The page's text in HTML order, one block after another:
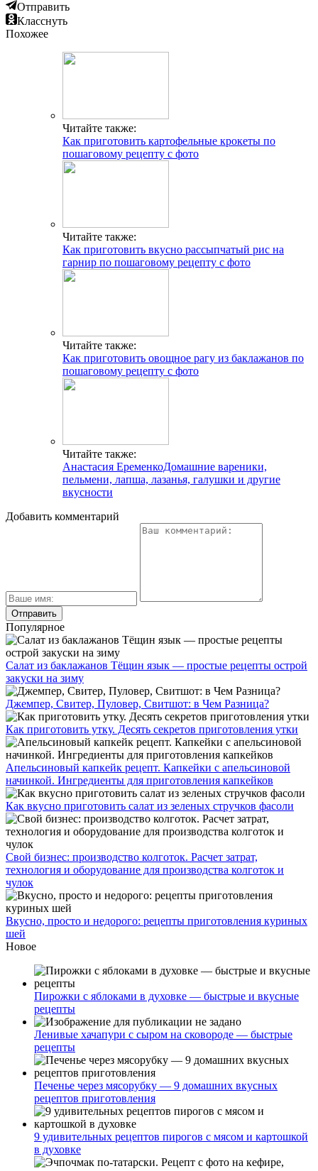
Отправить
Класснуть
Похожее
Читайте также:
Как приготовить картофельные крокеты по
пошаговому рецепту с фото
Читайте также:
Как приготовить вкусно рассыпчатый рис на
гарнир по пошаговому рецепту с фото
Читайте также:
Как приготовить овощное рагу из баклажанов по
пошаговому рецепту с фото
Читайте также:
Анастасия ЕременкоДомашние вареники,
пельмени, лапша, лазанья, галушки и другие
вкусности
Добавить комментарий
Популярное
Салат из баклажанов Тёщин язык — простые рецепты острой
закуски на зиму
Джемпер, Свитер, Пуловер, Свитшот: в Чем Разница?
Как приготовить утку. Десять секретов приготовления утки
Апельсиновый капкейк рецепт. Капкейки с апельсиновой
начинкой. Ингредиенты для приготовления капкейков
Как вкусно приготовить салат из зеленых стручков фасоли
Свой бизнес: производство колготок. Расчет затрат,
технология и оборудование для производства колготок и
чулок
Вкусно, просто и недорого: рецепты приготовления куриных
шей
Новое
Пирожки с яблоками в духовке — быстрые и вкусные
рецепты
Ленивые хачапури с сыром на сковороде — быстрые
рецепты
Печенье через мясорубку — 9 домашних вкусных
рецептов приготовления
9 удивительных рецептов пирогов с мясом и картошкой
в духовке